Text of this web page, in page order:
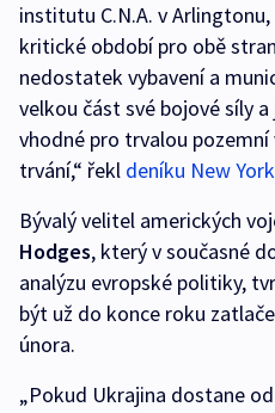
institutu C.N.A. v
kritické období pro obě
nedostatek vybavení a
velkou část své bojové síly
vhodné pro trvalou
trvání,“ řekl deníku New
Bývalý velitel amerických
Hodges, který v současné
analýzu evropské politiky,
být už do konce roku
února.
„Pokud Ukrajina dostane